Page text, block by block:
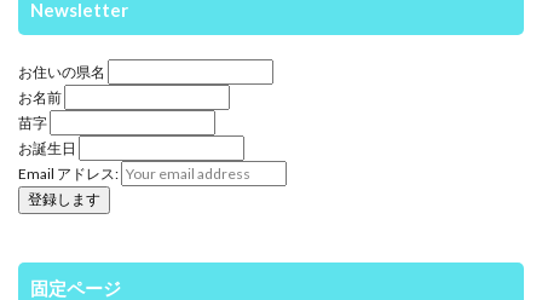
Newsletter
お住いの県名
お名前
苗字
お誕生日
Email アドレス:
固定ページ